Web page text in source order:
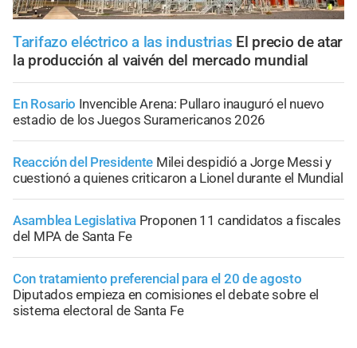
Tarifazo eléctrico a las industrias El precio de atar
la producción al vaivén del mercado mundial
En Rosario Invencible Arena: Pullaro inauguró el nuevo
estadio de los Juegos Suramericanos 2026
Reacción del Presidente Milei despidió a Jorge Messi y
cuestionó a quienes criticaron a Lionel durante el Mundial
Asamblea Legislativa Proponen 11 candidatos a fiscales
del MPA de Santa Fe
Con tratamiento preferencial para el 20 de agosto
Diputados empieza en comisiones el debate sobre el
sistema electoral de Santa Fe